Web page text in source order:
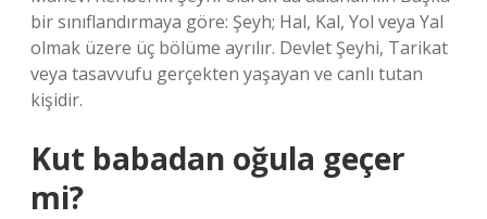
bir sınıflandırmaya göre: Şeyh; Hal, Kal, Yol veya Yal
olmak üzere üç bölüme ayrılır. Devlet Şeyhi, Tarikat
veya tasavvufu gerçekten yaşayan ve canlı tutan
kişidir.
Kut babadan oğula geçer
mi?